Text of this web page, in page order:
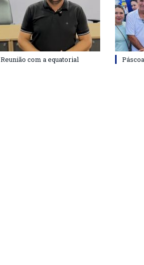
Reunião com a equatorial